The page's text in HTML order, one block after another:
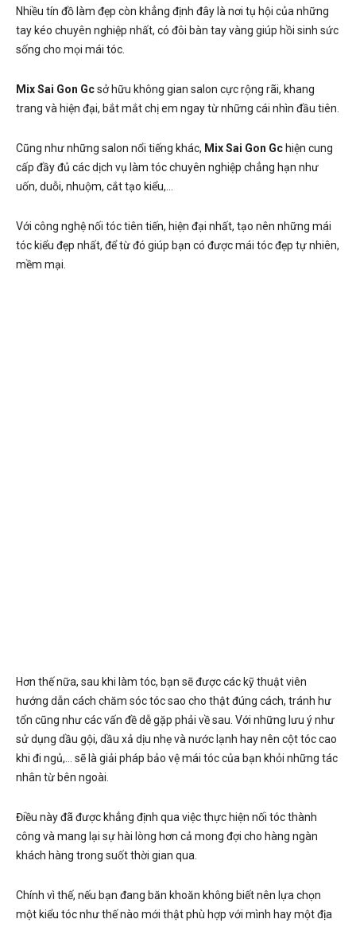
Nhiều tín đồ làm đẹp còn khẳng định đây là nơi tụ hội của những
tay kéo chuyên nghiệp nhất, có đôi bàn tay vàng giúp hồi sinh sức
sống cho mọi mái tóc.
Mix Sai Gon Gcsở hữu không gian salon cực rộng rãi, khang
trang và hiện đại, bắt mắt chị em ngay từ những cái nhìn đầu tiên.
Cũng như những salon nổi tiếng khác, Mix Sai Gon Gc hiện cung
cấp đầy đủ các dịch vụ làm tóc chuyên nghiệp chẳng hạn như
uốn, duỗi, nhuộm, cắt tạo kiểu,…
Với công nghệ nối tóc tiên tiến, hiện đại nhất, tạo nên những mái
tóc kiểu đẹp nhất, để từ đó giúp bạn có được mái tóc đẹp tự nhiên,
mềm mại.
Hơn thế nữa, sau khi làm tóc, bạn sẽ được các kỹ thuật viên
hướng dẫn cách chăm sóc tóc sao cho thật đúng cách, tránh hư
tổn cũng như các vấn đề dễ gặp phải về sau. Với những lưu ý như
sử dụng dầu gội, dầu xả dịu nhẹ và nước lạnh hay nên cột tóc cao
khi đi ngủ,… sẽ là giải pháp bảo vệ mái tóc của bạn khỏi những tác
nhân từ bên ngoài.
Điều này đã được khẳng định qua việc thực hiện nối tóc thành
công và mang lại sự hài lòng hơn cả mong đợi cho hàng ngàn
khách hàng trong suốt thời gian qua.
Chính vì thế, nếu bạn đang băn khoăn không biết nên lựa chọn
một kiểu tóc như thế nào mới thật phù hợp với mình hay một địa